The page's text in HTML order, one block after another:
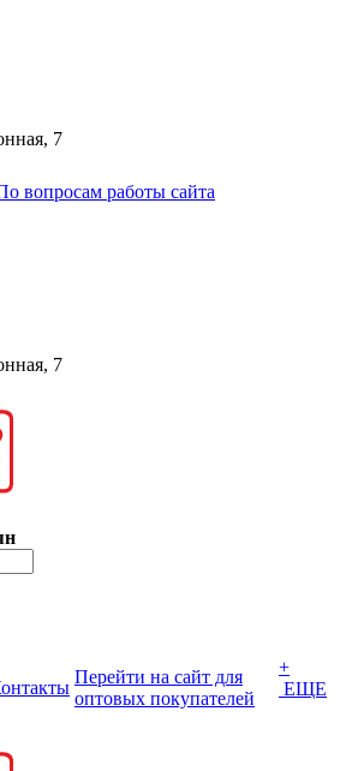
7
вопросам работы сайта
7
Перейти на сайт для
оптовых покупателей
+
ЕЩЕ